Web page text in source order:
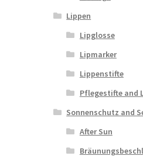
Lippen
Lipglosse
Lipmarker
Lippenstifte
Pflegestifte and
Sonnenschutz and
After Sun